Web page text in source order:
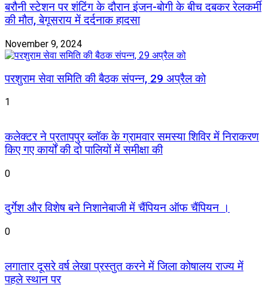
बरौनी स्टेशन पर शंटिंग के दौरान इंजन-बोगी के बीच दबकर रेलकर्मी
की मौत, बेगूसराय में दर्दनाक हादसा
November 9, 2024
परशुराम सेवा समिति की बैठक संपन्न, 29 अप्रैल को
1
कलेक्टर ने प्रतापपुर ब्लॉक के ग्रामवार समस्या शिविर में निराकरण
किए गए कार्यों की दो पालियों में समीक्षा की
0
दुर्गेश और विशेष बने निशानेबाजी में चैंपियन ऑफ चैंपियन ।
0
लगातार दूसरे वर्ष लेखा प्रस्तुत करने में जिला कोषालय राज्य में
पहले स्थान पर